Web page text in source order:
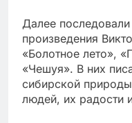
Далее
произведения
«Болотное лето»,
«Чешуя». В них
сибирской
людей, их радости